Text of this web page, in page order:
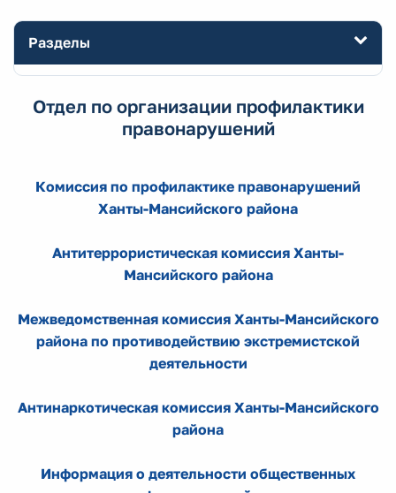
Разделы
Отдел по организации профилактики
правонарушений
Комиссия по профилактике правонарушений
Ханты-Мансийского района
Антитеррористическая комиссия Ханты-
Мансийского района
Межведомственная комиссия Ханты-Мансийского
района по противодействию экстремистской
деятельности
Антинаркотическая комиссия Ханты-Мансийского
района
Информация о деятельности общественных